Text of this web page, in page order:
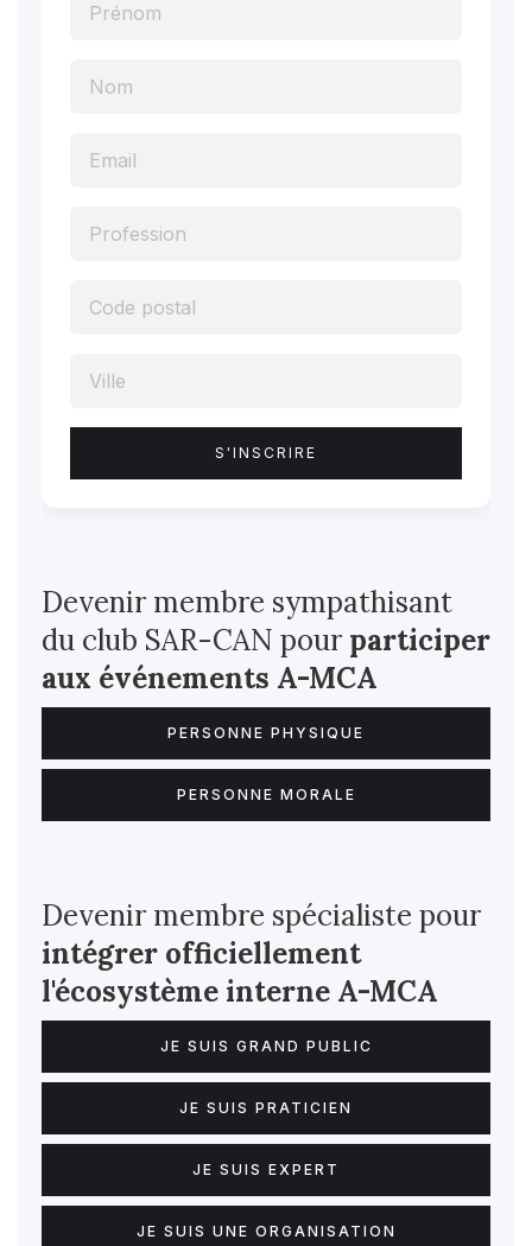
Devenir membre sympathisant
du club SAR-CAN pour participer
aux événements A-MCA
PERSONNE PHYSIQUE
PERSONNE MORALE
Devenir membre spécialiste pour
intégrer officiellement
l'écosystème interne A-MCA
JE SUIS GRAND PUBLIC
JE SUIS PRATICIEN
JE SUIS EXPERT
JE SUIS UNE ORGANISATION